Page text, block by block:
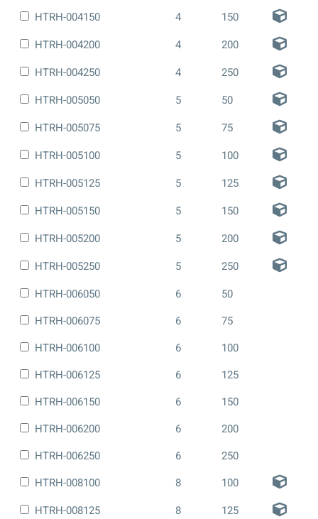
HTRH-004150 4
150
HTRH-004200
4
200
HTRH-004250
4
250
HTRH-005050
5
50
HTRH-005075
5
75
HTRH-005100
5
100
HTRH-005125
5
125
HTRH-005150
5
150
HTRH-005200
5
200
HTRH-005250
5
250
HTRH-006050
6
50
HTRH-006075
6
75
HTRH-006100
6
100
HTRH-006125
6
125
HTRH-006150
6
150
HTRH-006200
6
200
HTRH-006250
6
250
HTRH-008100
8
100
HTRH-008125
8
125